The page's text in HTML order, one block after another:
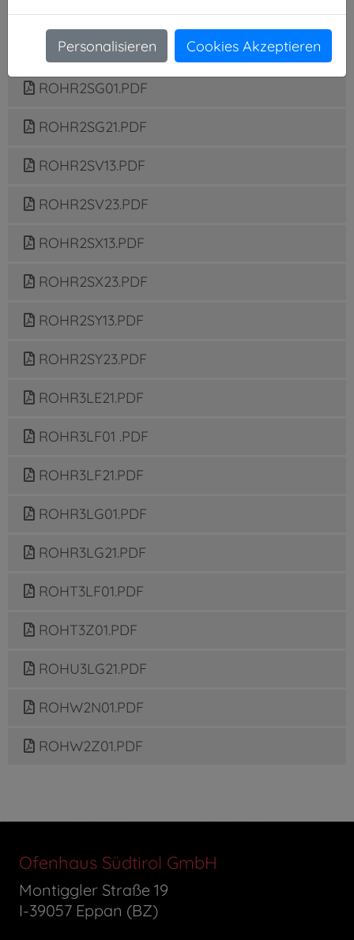
ROHL3LG01.PDF
ROHL3LG21.PDF
ROHR2SG01.PDF
ROHR2SG21.PDF
ROHR2SV13.PDF
ROHR2SV23.PDF
ROHR2SX13.PDF
ROHR2SX23.PDF
ROHR2SY13.PDF
ROHR2SY23.PDF
ROHR3LE21.PDF
ROHR3LF01 .PDF
ROHR3LF21.PDF
ROHR3LG01.PDF
ROHR3LG21.PDF
ROHT3LF01.PDF
ROHT3Z01.PDF
ROHU3LG21.PDF
ROHW2N01.PDF
ROHW2Z01.PDF
Ofenhaus Südtirol GmbH
Montiggler Straße 19
I-39057 Eppan (BZ)
Personalisieren Cookies Akzeptieren